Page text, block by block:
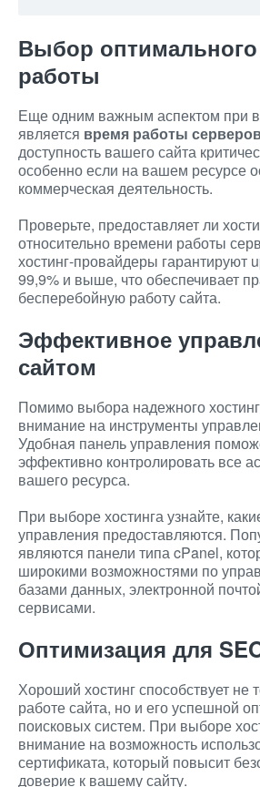
Выбор
работы
Еще одним важным аспектом при
является время работы
доступность вашего сайта
особенно если на вашем ресурсе
коммерческая деятельность.
Проверьте, предоставляет ли
относительно времени работы
хостинг-провайдеры гарантируют
99,9% и выше, что обеспечивает
бесперебойную работу сайта.
Эффективное
сайтом
Помимо выбора надежного
внимание на инструменты
Удобная панель управления
эффективно контролировать все
вашего ресурса.
При выборе хостинга узнайте,
управления предоставляются.
являются панели типа cPanel,
широкими возможностями по
базами данных, электронной
сервисами.
Оптимизация для
Хороший хостинг способствует не
работе сайта, но и его успешной
поисковых систем. При выборе
внимание на возможность
сертификата, который повысит
доверие к вашему сайту.